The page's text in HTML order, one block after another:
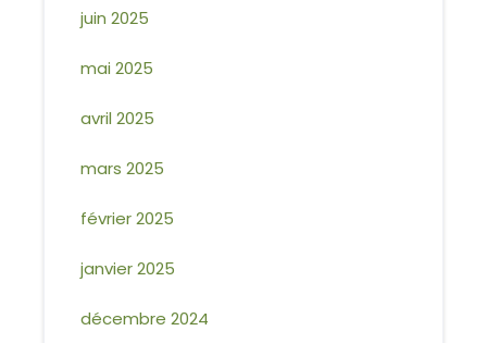
juin 2025
mai 2025
avril 2025
mars 2025
février 2025
janvier 2025
décembre 2024